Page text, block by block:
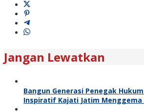
Jangan Lewatkan
Bangun Generasi Penegak
Inspiratif Kajati Jatim Menggema